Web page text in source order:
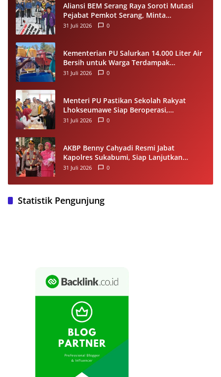
Aliansi BEM Serang Raya Soroti Mutasi
Pejabat Pemkot Serang, Minta
Penempatan Jabatan Berbasis
31 Juli 2026 0
Kementerian PU Salurkan 14.000 Liter Air
Bersih untuk Warga Terdampak
Kekeringan di Seram Bagian Timur
31 Juli 2026 0
Menteri PU Pastikan Sekolah Rakyat
Lhokseumawe Siap Beroperasi,
Dilengkapi Asrama hingga Laptop Gratis
31 Juli 2026 0
AKBP Benny Cahyadi Resmi Jabat
Kapolres Sukabumi, Siap Lanjutkan
Program dan Perkuat Pelayanan
31 Juli 2026 0
Statistik Pengunjung